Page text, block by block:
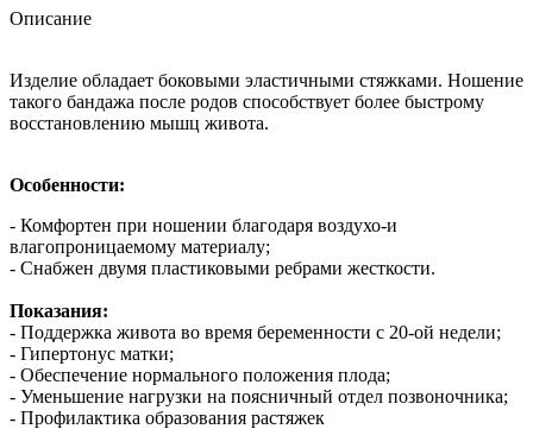
Описание
Изделие обладает боковыми эластичными стяжками. Ношение
такого бандажа после родов способствует более быстрому
восстановлению мышц живота.
Особенности:
- Комфортен при ношении благодаря воздухо-и
влагопроницаемому материалу;
- Снабжен двумя пластиковыми ребрами жесткости.
Показания:
- Поддержка живота во время беременности с 20-ой недели;
- Гипертонус матки;
- Обеспечение нормального положения плода;
- Уменьшение нагрузки на поясничный отдел позвоночника;
- Профилактика образования растяжек